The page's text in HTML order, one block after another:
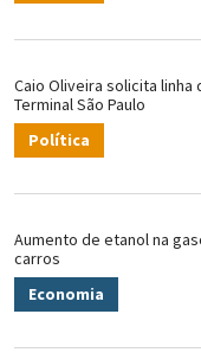
Caio Oliveira solicita linha
Terminal São Paulo
Política
Aumento de etanol na
carros
Economia